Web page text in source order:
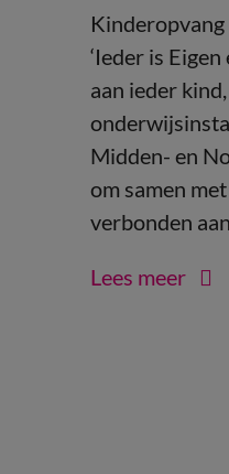
‘Ieder is
aan ieder
Midden- en
om samen
verbonden
Lees meer